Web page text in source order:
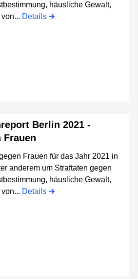
häusliche Gewalt,
Details
Berlin 2021 -
Frauen
Frauen für das Jahr 2021 in
anderem um Straftaten gegen
häusliche Gewalt,
Details